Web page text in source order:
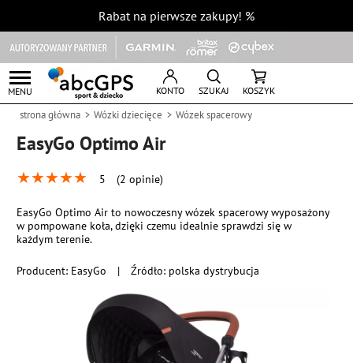
Rabat na pierwsze zakupy! %
MENU KONTO SZUKAJ KOSZYK
strona główna Wózki dziecięce Wózek spacerowy
EasyGo Optimo Air
★★★★★ 5 (2 opinie)
Producent: EasyGo | Źródło: polska dystrybucja
EasyGo Optimo Air to nowoczesny wózek spacerowy wyposażony
w pompowane koła, dzięki czemu idealnie sprawdzi się w
każdym terenie.